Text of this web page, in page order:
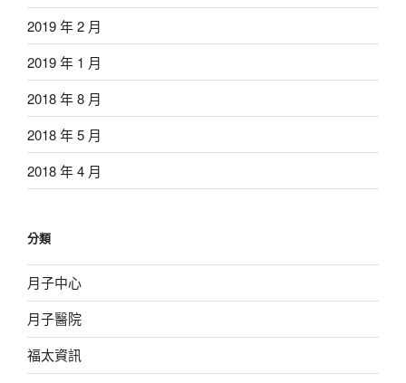
2019 年 2 月
2019 年 1 月
2018 年 8 月
2018 年 5 月
2018 年 4 月
分類
月子中心
月子醫院
福太資訊